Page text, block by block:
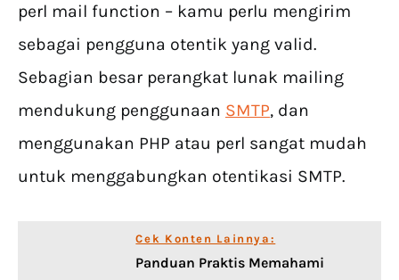
perl mail function – kamu perlu mengirim
sebagai pengguna otentik yang valid.
Sebagian besar perangkat lunak mailing
mendukung penggunaan SMTP, dan
menggunakan PHP atau perl sangat mudah
untuk menggabungkan otentikasi SMTP.
Cek Konten Lainnya:
Panduan Praktis Memahami